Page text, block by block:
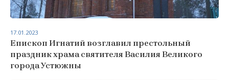
Епископ Игнатий возглавил престольный
праздник храма святителя Василия Великого
города Устюжны
17.01.2023